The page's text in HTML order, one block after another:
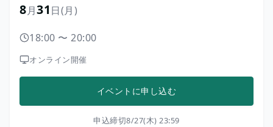
8月31日(月)
18:00 〜 20:00
オンライン開催
イベントに申し込む
申込締切8/27(木) 23:59